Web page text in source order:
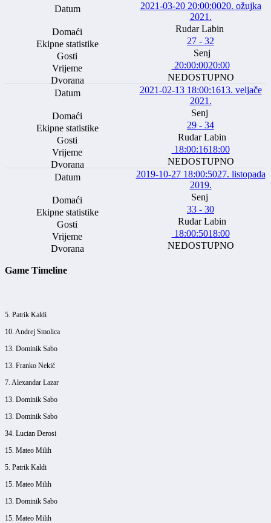
2021-03-20 20:00:0020. ožujka
2021.
Rudar Labin
27 - 32
Senj
20:00:0020:00
NEDOSTUPNO
2021-02-13 18:00:1613. veljače
2021.
Senj
29 - 34
Rudar Labin
18:00:1618:00
NEDOSTUPNO
2019-10-27 18:00:5027. listopada
2019.
Senj
33 - 30
Rudar Labin
18:00:5018:00
NEDOSTUPNO
Game Timeline
5. Patrik Kaldi
10. Andrej Smolica
13. Dominik Sabo
13. Franko Nekić
7. Alexandar Lazar
13. Dominik Sabo
13. Dominik Sabo
34. Lucian Derosi
15. Mateo Milih
5. Patrik Kaldi
15. Mateo Milih
13. Dominik Sabo
15. Mateo Milih